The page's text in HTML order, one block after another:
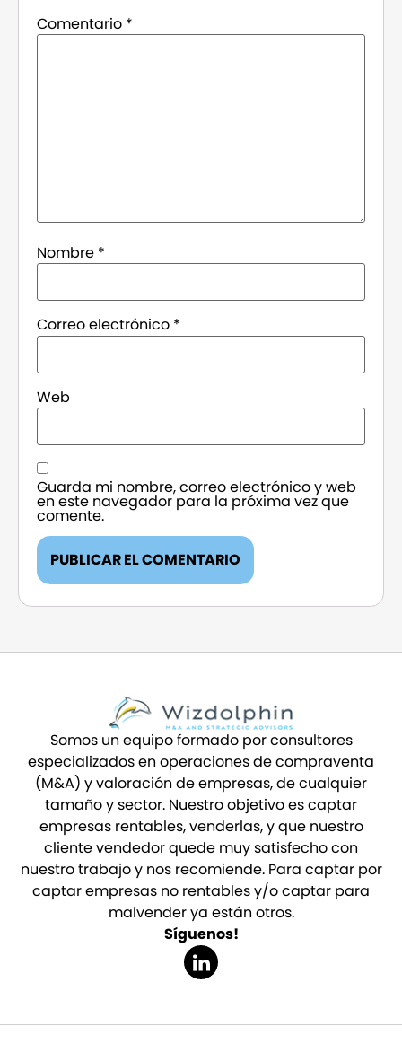
Comentario *
Nombre *
Correo electrónico *
Web
Guarda mi nombre, correo electrónico y web
en este navegador para la próxima vez que
comente.
Somos un equipo formado por consultores
especializados en operaciones de compraventa
(M&A) y valoración de empresas, de cualquier
tamaño y sector. Nuestro objetivo es captar
empresas rentables, venderlas, y que nuestro
cliente vendedor quede muy satisfecho con
nuestro trabajo y nos recomiende. Para captar por
captar empresas no rentables y/o captar para
malvender ya están otros.
Síguenos!